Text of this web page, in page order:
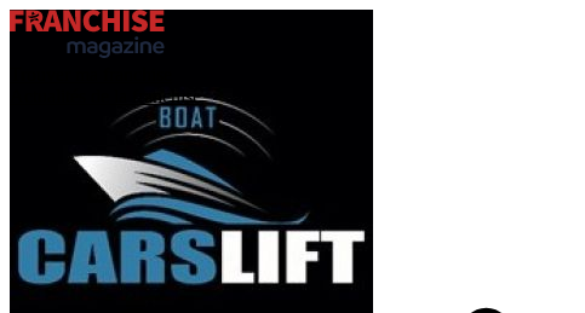
Actualités de la franchise